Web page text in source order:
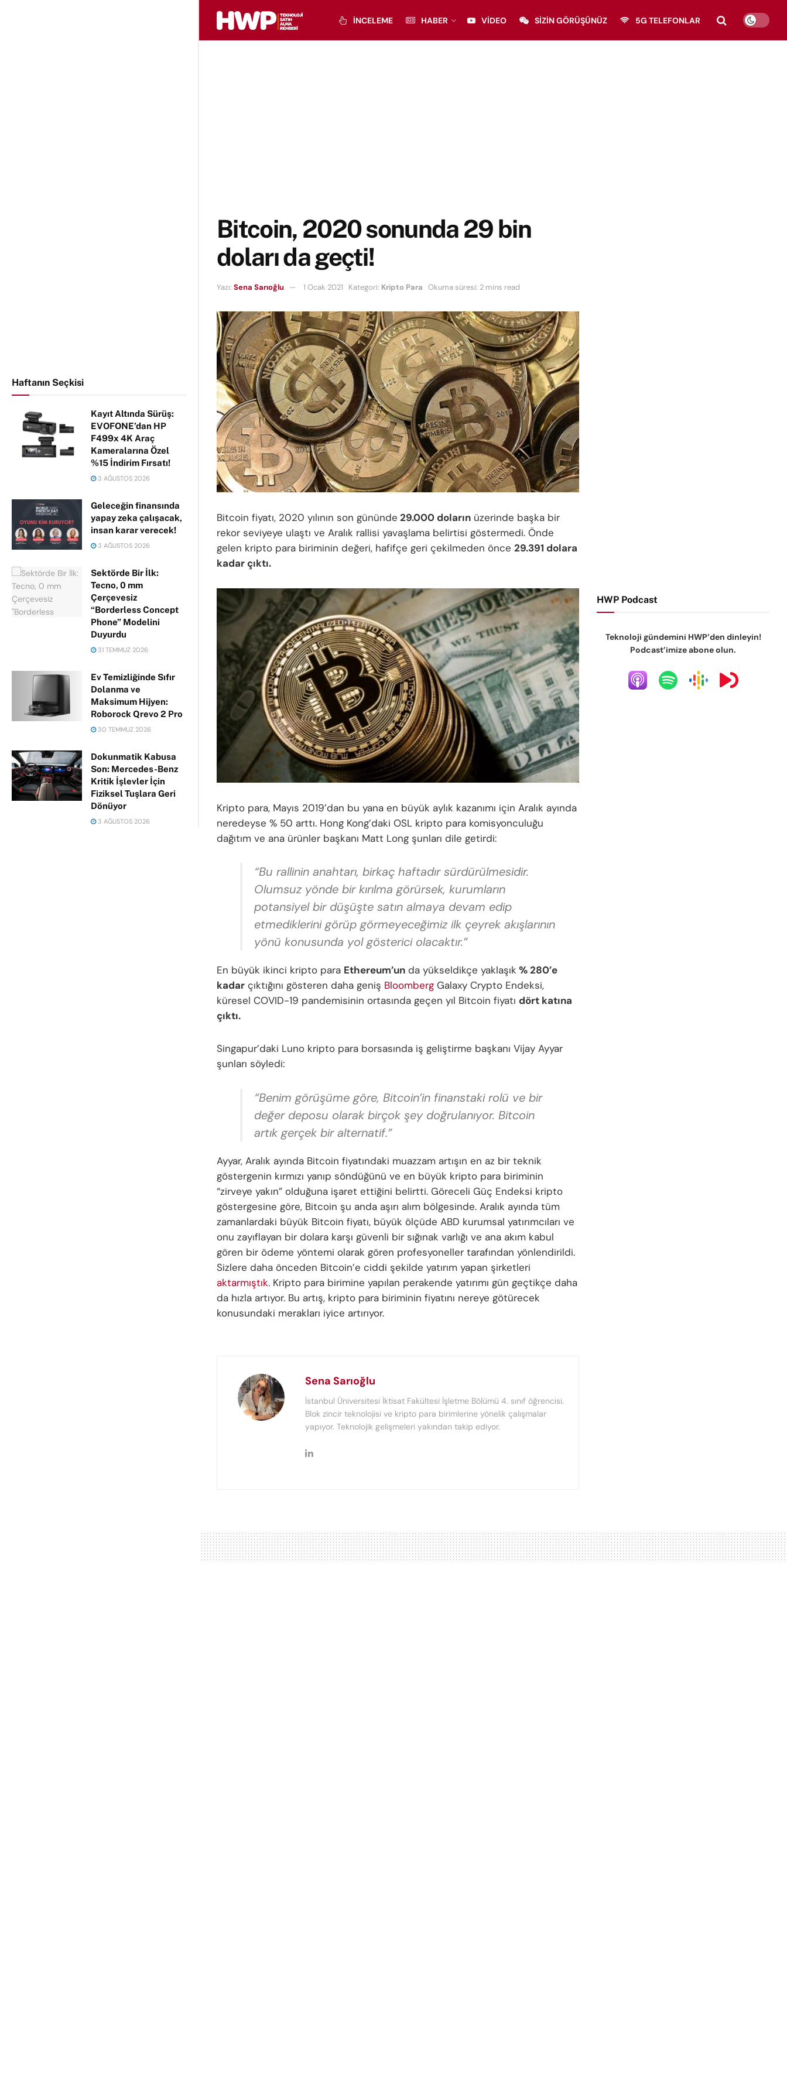
Haftanın Seçkisi
Kayıt Altında Sürüş:
EVOFONE’dan HP
F499x 4K Araç
Kameralarına Özel
%15 İndirim Fırsatı!
3 AĞUSTOS 2026
Geleceğin finansında
yapay zeka çalışacak,
insan karar verecek!
3 AĞUSTOS 2026
Sektörde Bir İlk:
Tecno, 0 mm
Çerçevesiz
“Borderless Concept
Phone” Modelini
Duyurdu
31 TEMMUZ 2026
Ev Temizliğinde Sıfır
Dolanma ve
Maksimum Hijyen:
Roborock Qrevo 2 Pro
30 TEMMUZ 2026
Dokunmatik Kabusa
Son: Mercedes-Benz
Kritik İşlevler İçin
Fiziksel Tuşlara Geri
Dönüyor
3 AĞUSTOS 2026
İNCELEME HABER VIDEO SIZIN GÖRÜŞÜNÜZ 5G TELEFONLAR
Bitcoin, 2020 sonunda 29 bin
doları da geçti!
Yazı: Sena Sarıoğlu 1 Ocak 2021 Kategori: Kripto Para Okuma süresi: 2 mins read
Bitcoin fiyatı, 2020 yılının son gününde 29.000 doların üzerinde başka bir
rekor seviyeye ulaştı ve Aralık rallisi yavaşlama belirtisi göstermedi. Önde
gelen kripto para biriminin değeri, hafifçe geri çekilmeden önce 29.391 dolara
kadar çıktı.
Kripto para, Mayıs 2019’dan bu yana en büyük aylık kazanımı için Aralık ayında
neredeyse % 50 arttı. Hong Kong’daki OSL kripto para komisyonculuğu
dağıtım ve ana ürünler başkanı Matt Long şunları dile getirdi:
“Bu rallinin anahtarı, birkaç haftadır sürdürülmesidir.
Olumsuz yönde bir kırılma görürsek, kurumların
potansiyel bir düşüşte satın almaya devam edip
etmediklerini görüp görmeyeceğimiz ilk çeyrek akışlarının
yönü konusunda yol gösterici olacaktır.”
En büyük ikinci kripto para Ethereum’un da yükseldikçe yaklaşık % 280’e
kadar çıktığını gösteren daha geniş Bloomberg Galaxy Crypto Endeksi,
küresel COVID-19 pandemisinin ortasında geçen yıl Bitcoin fiyatı dört katına
çıktı.
Singapur’daki Luno kripto para borsasında iş geliştirme başkanı Vijay Ayyar
şunları söyledi:
“Benim görüşüme göre, Bitcoin’in finanstaki rolü ve bir
değer deposu olarak birçok şey doğrulanıyor. Bitcoin
artık gerçek bir alternatif.”
Ayyar, Aralık ayında Bitcoin fiyatındaki muazzam artışın en az bir teknik
göstergenin kırmızı yanıp söndüğünü ve en büyük kripto para biriminin
“zirveye yakın” olduğuna işaret ettiğini belirtti. Göreceli Güç Endeksi kripto
göstergesine göre, Bitcoin şu anda aşırı alım bölgesinde. Aralık ayında tüm
zamanlardaki büyük Bitcoin fiyatı, büyük ölçüde ABD kurumsal yatırımcıları ve
onu zayıflayan bir dolara karşı güvenli bir sığınak varlığı ve ana akım kabul
gören bir ödeme yöntemi olarak gören profesyoneller tarafından yönlendirildi.
Sizlere daha önceden Bitcoin’e ciddi şekilde yatırım yapan şirketleri
aktarmıştık. Kripto para birimine yapılan perakende yatırımı gün geçtikçe daha
da hızla artıyor. Bu artış, kripto para biriminin fiyatını nereye götürecek
konusundaki merakları iyice artırıyor.
Sena Sarıoğlu
İstanbul Üniversitesi İktisat Fakültesi İşletme Bölümü 4. sınıf öğrencisi.
Blok zincir teknolojisi ve kripto para birimlerine yönelik çalışmalar
yapıyor. Teknolojik gelişmeleri yakından takip ediyor.
HWP Podcast
Teknoloji gündemini HWP’den dinleyin!
Podcast’imize abone olun.